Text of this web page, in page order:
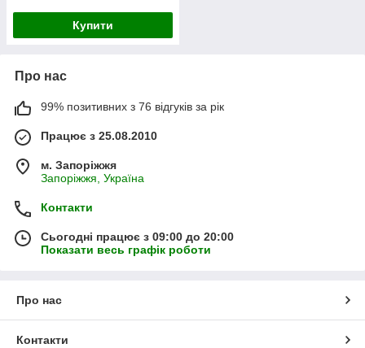
Купити
Про нас
99% позитивних з 76 відгуків за рік
Працює з 25.08.2010
м. Запоріжжя
Запоріжжя, Україна
Контакти
Сьогодні працює з 09:00 до 20:00
Показати весь графік роботи
Про нас
Контакти